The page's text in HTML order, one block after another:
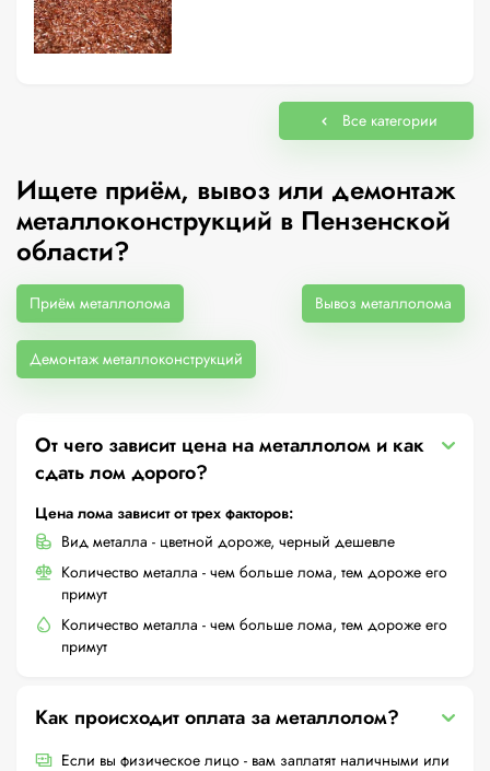
Все категории
Ищете приём, вывоз или демонтаж
металлоконструкций в Пензенской
области?
Приём металлолома Вывоз металлолома
Демонтаж металлоконструкций
От чего зависит цена на металлолом и как
сдать лом дорого?
Цена лома зависит от трех факторов:
Вид металла - цветной дороже, черный дешевле
Количество металла - чем больше лома, тем дороже его
примут
Количество металла - чем больше лома, тем дороже его
примут
Как происходит оплата за металлолом?
Если вы физическое лицо - вам заплатят наличными или